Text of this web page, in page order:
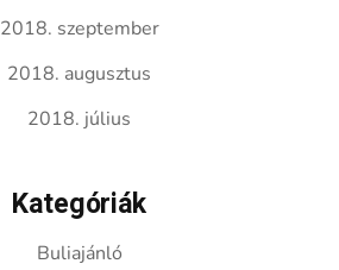
2018. szeptember
2018. augusztus
2018. július
Kategóriák
Buliajánló